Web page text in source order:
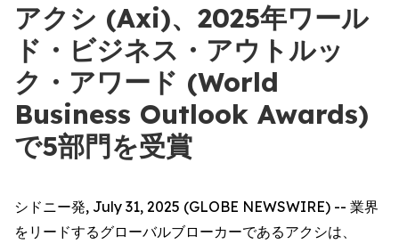
アクシ (Axi)、2025年ワール
ド・ビジネス・アウトルッ
ク・アワード (World
Business Outlook Awards)
で5部門を受賞
シドニー発, July 31, 2025 (GLOBE NEWSWIRE) -- 業界
をリードするグローバルブローカーであるアクシは、